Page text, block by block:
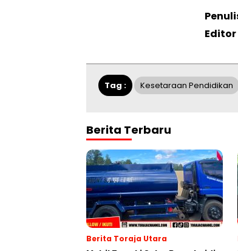
Editor
Tag : Kesetaraan Pendidikan
Berita Terbaru
Berita Toraja Utara